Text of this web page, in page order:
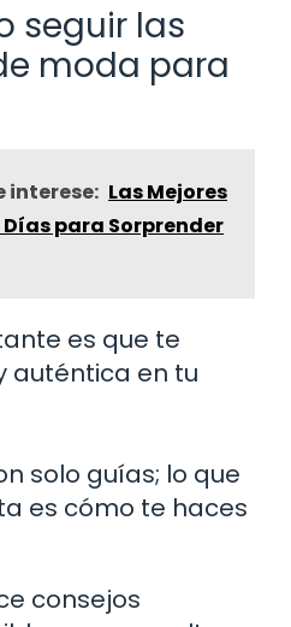
seguir las
moda para
interese: Las Mejores
para Sorprender
es que te
auténtica en tu
solo guías; lo que
es cómo te haces
consejos